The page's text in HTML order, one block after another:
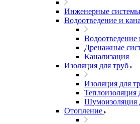
Инженерные системы
Водоотведение и
Водоотведение
Дренажные
Канализация
Изоляция для труб
Изоляция для
Теплоизоляция
Шумоизоляция
Отопление